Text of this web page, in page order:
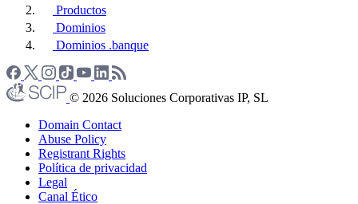
Productos
Dominios
Dominios .banque
© 2026 Soluciones Corporativas IP, SL
Domain Contact
Abuse Policy
Registrant Rights
Política de privacidad
Legal
Canal Ético